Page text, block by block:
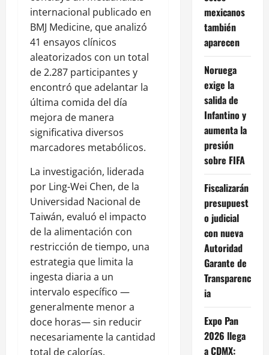
internacional publicado en
BMJ Medicine, que analizó
41 ensayos clínicos
aleatorizados con un total
de 2.287 participantes y
encontró que adelantar la
última comida del día
mejora de manera
significativa diversos
marcadores metabólicos.
La investigación, liderada
por Ling-Wei Chen, de la
Universidad Nacional de
Taiwán, evaluó el impacto
de la alimentación con
restricción de tiempo, una
estrategia que limita la
ingesta diaria a un
intervalo específico —
generalmente menor a
doce horas— sin reducir
necesariamente la cantidad
total de calorías.
mexicanos
también
aparecen
Noruega
exige la
salida de
Infantino y
aumenta la
presión
sobre FIFA
Fiscalizarán
presupuest
o judicial
con nueva
Autoridad
Garante de
Transparenc
ia
Expo Pan
2026 llega
a CDMX: